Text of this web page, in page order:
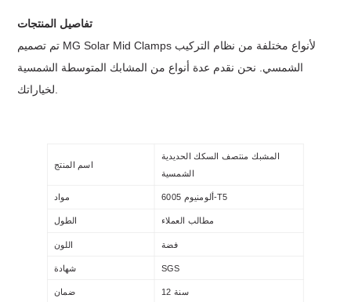
تفاصيل المنتجات
تم تصميم MG Solar Mid Clamps لأنواع مختلفة من نظام التركيب
الشمسي. نحن نقدم عدة أنواع من المشابك المتوسطة الشمسية
اسم المنتج
المشبك منتصف السكك الحديدية
الشمسية
مواد ألومنيوم 6005-T5
الطول مطالب العملاء
اللون فضة
شهادة SGS
ضمان 12 سنة